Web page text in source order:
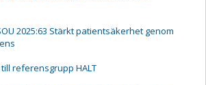
2025:63 Stärkt patientsäkerhet genom
referensgrupp HALT